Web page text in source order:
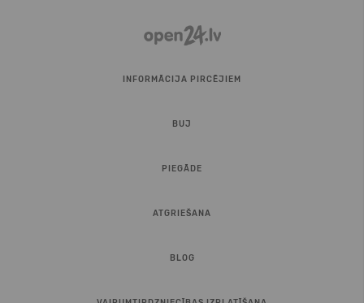
INFORMĀCIJA PIRCĒJIEM
BUJ
PIEGĀDE
ATGRIEŠANA
BLOG